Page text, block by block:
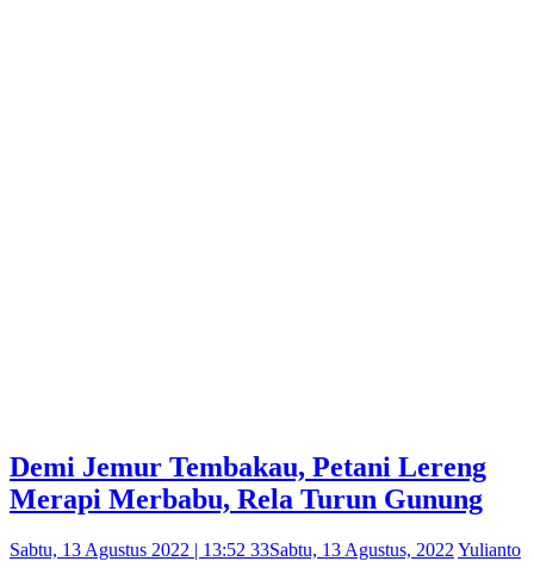
Demi Jemur Tembakau, Petani Lereng
Merapi Merbabu, Rela Turun Gunung
Sabtu, 13 Agustus 2022 | 13:52 33Sabtu, 13 Agustus, 2022 Yulianto